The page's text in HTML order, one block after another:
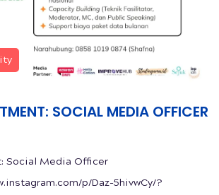
SOCIAL MEDIA OFFICER
Social Media Officer
p/Daz-5hivwCy/?